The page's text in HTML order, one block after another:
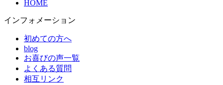
HOME
インフォメーション
初めての方へ
blog
お喜びの声一覧
よくある質問
相互リンク